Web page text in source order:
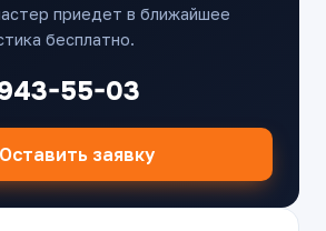
приедет в ближайшее
бесплатно.
55-03
Оставить заявку